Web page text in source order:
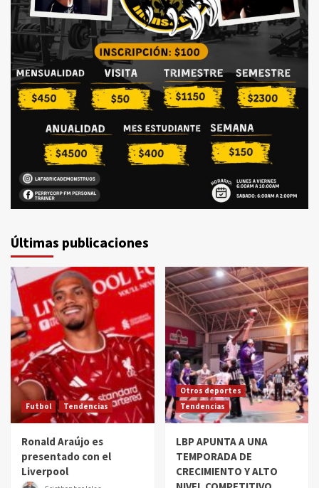
Últimas publicaciones
Futbol Tendencias
Ronald Araújo es
presentado con el
Liverpool
Otros deportes
Tendencias
LBP APUNTA A UNA
TEMPORADA DE
CRECIMIENTO Y ALTO